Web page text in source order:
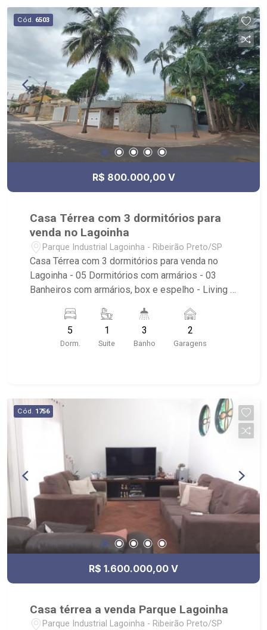
Cód. 6503
R$ 800.000,00 V
Casa Térrea com 3 dormitórios para
venda no Lagoinha
Parque Industrial Lagoinha - Ribeirão Preto/SP
Casa Térrea com 3 dormitórios para venda no
Lagoinha - 05 Dormitórios com armários - 03
Banheiros com armários, box e espelho - Living -
armários - Área de Serviço - Edícula - Quintal -
Corredor lateral - Espaço Gourmet -
Jardim/Paisagismo - Churrasqueira - Fogão a
Churrascaria Coxilha dos Pampas
5
Dorm.
1
Suite
3
Banho
2
Garagens
Cód. 1756
R$ 1.600.000,00 V
Casa térrea a venda Parque Lagoinha
Parque Industrial Lagoinha - Ribeirão Preto/SP